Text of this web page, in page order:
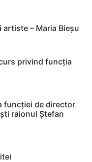
artiste – Maria Bieșu
privind funcția
funcției de director
raionul Ștefan